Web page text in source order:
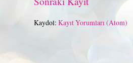
Kaydol: Kayıt Yorumları (Atom)